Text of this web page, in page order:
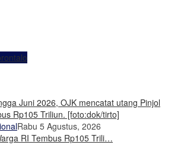
Rabu 5 Agustus, 2026
RI Tembus Rp105 Trili…